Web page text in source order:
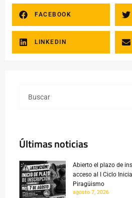
FACEBOOK
LINKEDIN
Últimas noticias
Abierto el plazo de
acceso al I Ciclo
Piragüismo
agosto 7, 2026